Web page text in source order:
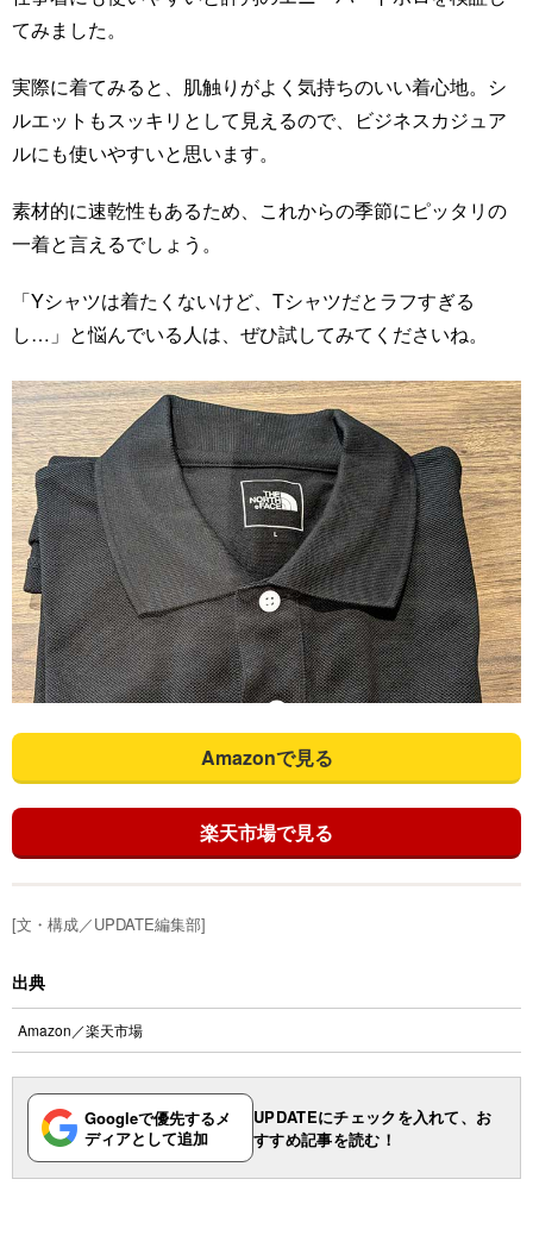
てみました。
実際に着てみると、肌触りがよく気持ちのいい着心地。シ
ルエットもスッキリとして見えるので、ビジネスカジュア
ルにも使いやすいと思います。
素材的に速乾性もあるため、これからの季節にピッタリの
一着と言えるでしょう。
「Yシャツは着たくないけど、Tシャツだとラフすぎる
し…」と悩んでいる人は、ぜひ試してみてくださいね。
Amazonで見る
楽天市場で見る
[文・構成／UPDATE編集部]
出典
Amazon ／楽天市場
Googleで優先するメ
ディアとして追加
UPDATEにチェックを入れて、お
すすめ記事を読む！